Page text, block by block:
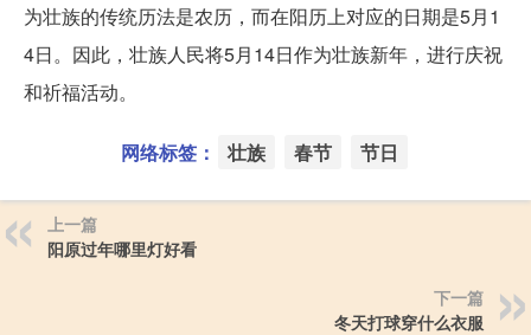
为壮族的传统历法是农历，而在阳历上对应的日期是5月1
4日。因此，壮族人民将5月14日作为壮族新年，进行庆祝
和祈福活动。
网络标签： 壮族 春节 节日
上一篇
阳原过年哪里灯好看
下一篇
冬天打球穿什么衣服